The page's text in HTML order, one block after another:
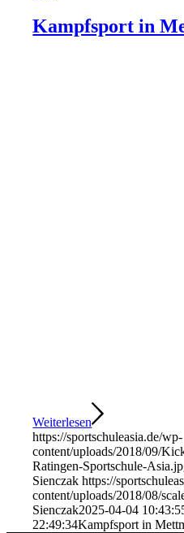
Kampfsport in
Weiterlesen
https://sportschuleasia.de/wp-
content/uploads/2018/09/
Ratingen-Sportschule-
Sienczak https://
content/uploads/2018/08/
Sienczak2025-04-04
22:49:34Kampfsport in